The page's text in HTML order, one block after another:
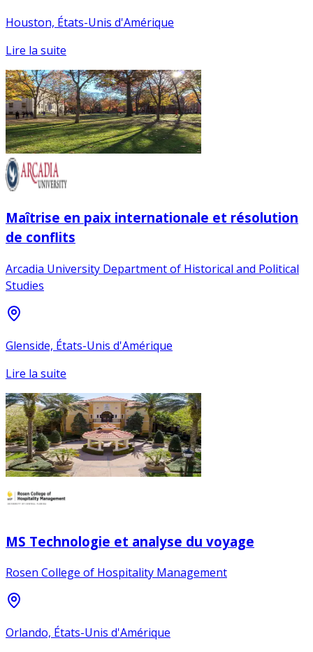
Houston, États-Unis d'Amérique
Lire la suite
Maîtrise en paix internationale et résolution
de conflits
Arcadia University Department of Historical and Political
Studies
Glenside, États-Unis d'Amérique
Lire la suite
MS Technologie et analyse du voyage
Rosen College of Hospitality Management
Orlando, États-Unis d'Amérique